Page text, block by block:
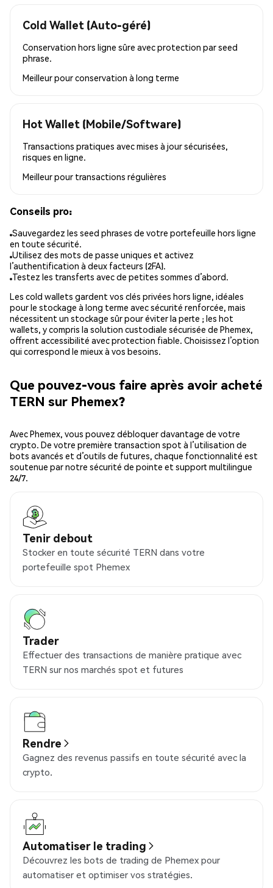
Cold Wallet (Auto-géré)
Conservation hors ligne sûre avec protection par seed
phrase.
Meilleur pourconservation à long terme
Hot Wallet (Mobile/Software)
Transactions pratiques avec mises à jour sécurisées,
risques en ligne.
Meilleur pour transactions régulières
Conseils pro:
Sauvegardez les seed phrases de votre portefeuille hors ligne
en toute sécurité.
Utilisez des mots de passe uniques et activez
l’authentification à deux facteurs (2FA).
Testez les transferts avec de petites sommes d’abord.
Les cold wallets gardent vos clés privées hors ligne, idéales
pour le stockage à long terme avec sécurité renforcée, mais
nécessitent un stockage sûr pour éviter la perte ; les hot
wallets, y compris la solution custodiale sécurisée de Phemex,
offrent accessibilité avec protection fiable. Choisissez l’option
qui correspond le mieux à vos besoins.
Que pouvez-vous faire après avoir acheté
TERN sur Phemex?
Avec Phemex, vous pouvez débloquer davantage de votre
crypto. De votre première transaction spot à l’utilisation de
bots avancés et d’outils de futures, chaque fonctionnalité est
soutenue par notre sécurité de pointe et support multilingue
24/7.
Tenir debout
Stocker en toute sécurité TERN dans votre
portefeuille spot Phemex
Trader
Effectuer des transactions de manière pratique avec
TERN sur nos marchés spot et futures
Rendre
Gagnez des revenus passifs en toute sécurité avec la
crypto.
Automatiser le trading
Découvrez les bots de trading de Phemex pour
automatiser et optimiser vos stratégies.